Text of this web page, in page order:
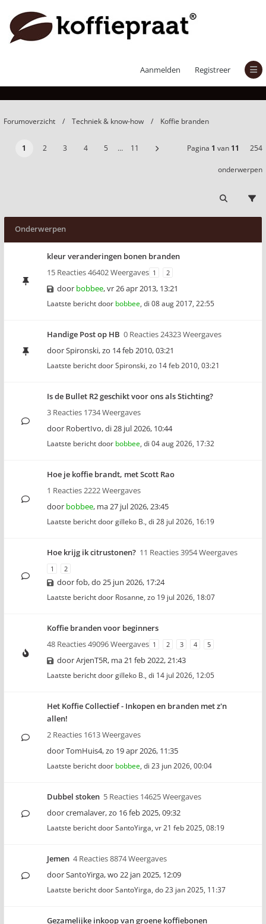
Aanmelden Registreer
Forumoverzicht Techniek & know-how Koffie branden
1 2 3 4 5 … 11 Pagina 1 van 11 254
onderwerpen
Onderwerpen
kleur veranderingen bonen branden
15 Reacties 46402 Weergaves 1 2
door bobbee,vr 26 apr 2013, 13:21
Laatste bericht door bobbee, di 08 aug 2017, 22:55
Handige Post op HB 0 Reacties 24323 Weergaves
doorSpironski,zo 14 feb 2010, 03:21
Laatste bericht doorSpironski, zo 14 feb 2010, 03:21
Is de Bullet R2 geschikt voor ons als Stichting?
3 Reacties 1734 Weergaves
door RobertIvo,di 28 jul 2026, 10:44
Laatste bericht door bobbee, di 04 aug 2026, 17:32
Hoe je koffie brandt, met Scott Rao
1 Reacties 2222 Weergaves
door bobbee, ma 27 jul 2026, 23:45
Laatste bericht doorgilleko B., di 28 jul 2026, 16:19
Hoe krijg ik citrustonen? 11 Reacties 3954 Weergaves
1 2
doorfob,do 25 jun 2026, 17:24
Laatste bericht door Rosanne, zo 19 jul 2026, 18:07
Koffie branden voor beginners
48 Reacties 49096 Weergaves 1 2 3 4 5
doorArjenT5R, ma 21 feb 2022, 21:43
Laatste bericht doorgilleko B., di 14 jul 2026, 12:05
Het Koffie Collectief - Inkopen en branden met z'n
allen!
2 Reacties 1613 Weergaves
doorTomHuis4,zo 19 apr 2026, 11:35
Laatste bericht door bobbee, di 23 jun 2026, 00:04
Dubbel stoken 5 Reacties 14625 Weergaves
doorcremalaver,zo 16 feb 2025, 09:32
Laatste bericht doorSantoYirga, vr 21 feb 2025, 08:19
Jemen 4 Reacties 8874 Weergaves
doorSantoYirga,wo 22 jan 2025, 12:09
Laatste bericht doorSantoYirga, do 23 jan 2025, 11:37
Gezamelijke inkoop van groene koffiebonen